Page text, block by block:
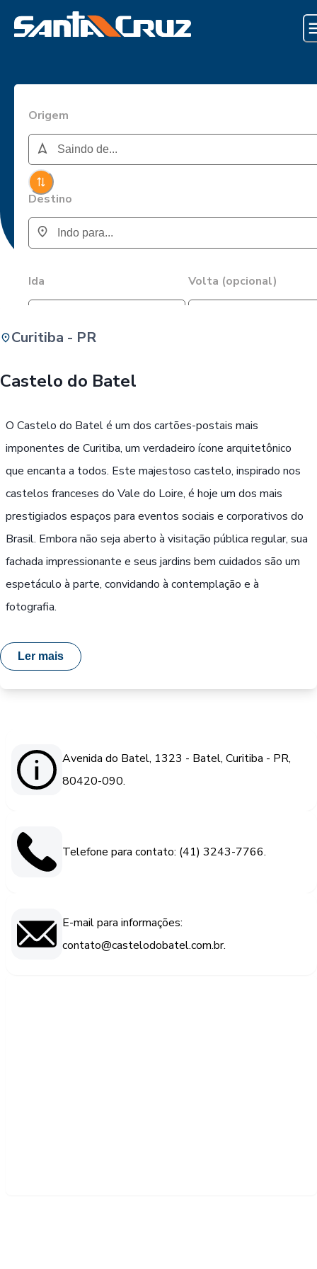
Origem
Destino
Ida Volta (opcional)
Curitiba - PR
Castelo do Batel
O Castelo do Batel é um dos cartões-postais mais
imponentes de Curitiba, um verdadeiro ícone arquitetônico
que encanta a todos. Este majestoso castelo, inspirado nos
castelos franceses do Vale do Loire, é hoje um dos mais
prestigiados espaços para eventos sociais e corporativos do
Brasil. Embora não seja aberto à visitação pública regular, sua
fachada impressionante e seus jardins bem cuidados são um
espetáculo à parte, convidando à contemplação e à
fotografia.
Ler mais
Avenida do Batel, 1323 - Batel, Curitiba - PR,
80420-090.
Telefone para contato: (41) 3243-7766.
E-mail para informações:
contato@castelodobatel.com.br.